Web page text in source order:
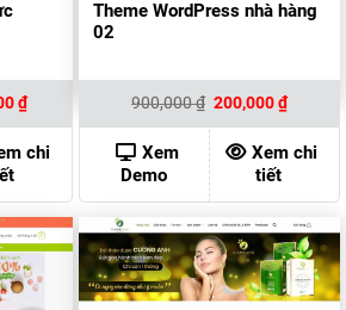
₫.
₫Giá
hiện
tại
là:
200,000 ₫.
chi
Theme WordPress nhà hàng
02
900,000₫ Giá
là:
900,000 ₫.
200,000₫Giá
hiện
tại
là:
Xem
Demo
Xem chi
tiết